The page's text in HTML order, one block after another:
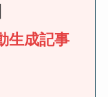
生成記事